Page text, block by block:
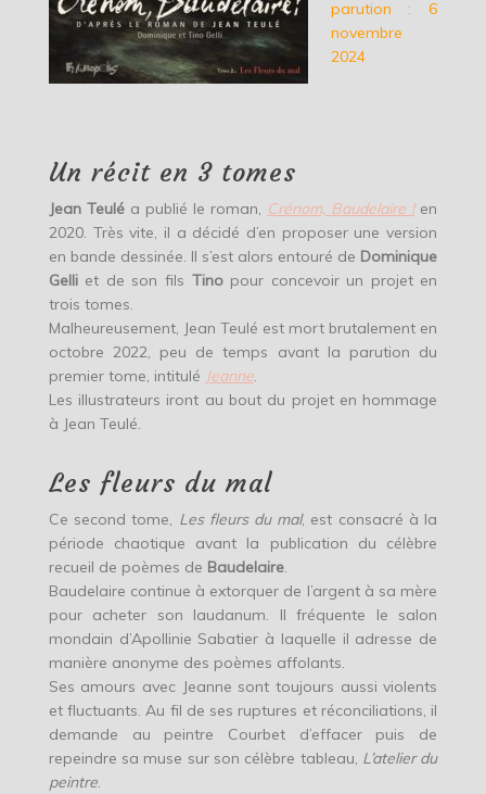
parution : 6
novembre
2024
Un récit en 3 tomes
Jean Teuléa publié le roman, Crénom, Baudelaire !en
2020. Très vite, il a décidé d’en proposer une version
en bande dessinée. Il s’est alors entouré de Dominique
Gelliet de son fils Tinopour concevoir un projet en
trois tomes.
Malheureusement, Jean Teulé est mort brutalement en
octobre 2022, peu de temps avant la parution du
premier tome, intitulé Jeanne.
Les illustrateurs iront au bout du projet en hommage
à Jean Teulé.
Les fleurs du mal
Ce second tome, Les fleurs du mal, est consacré à la
période chaotique avant la publication du célèbre
recueil de poèmes de Baudelaire.
Baudelaire continue à extorquer de l’argent à sa mère
pour acheter son laudanum. Il fréquente le salon
mondain d’Apollinie Sabatier à laquelle il adresse de
manière anonyme des poèmes affolants.
Ses amours avec Jeanne sont toujours aussi violents
et fluctuants. Au fil de ses ruptures et réconciliations, il
demande au peintre Courbet d’effacer puis de
repeindre sa muse sur son célèbre tableau, L’atelier du
peintre.